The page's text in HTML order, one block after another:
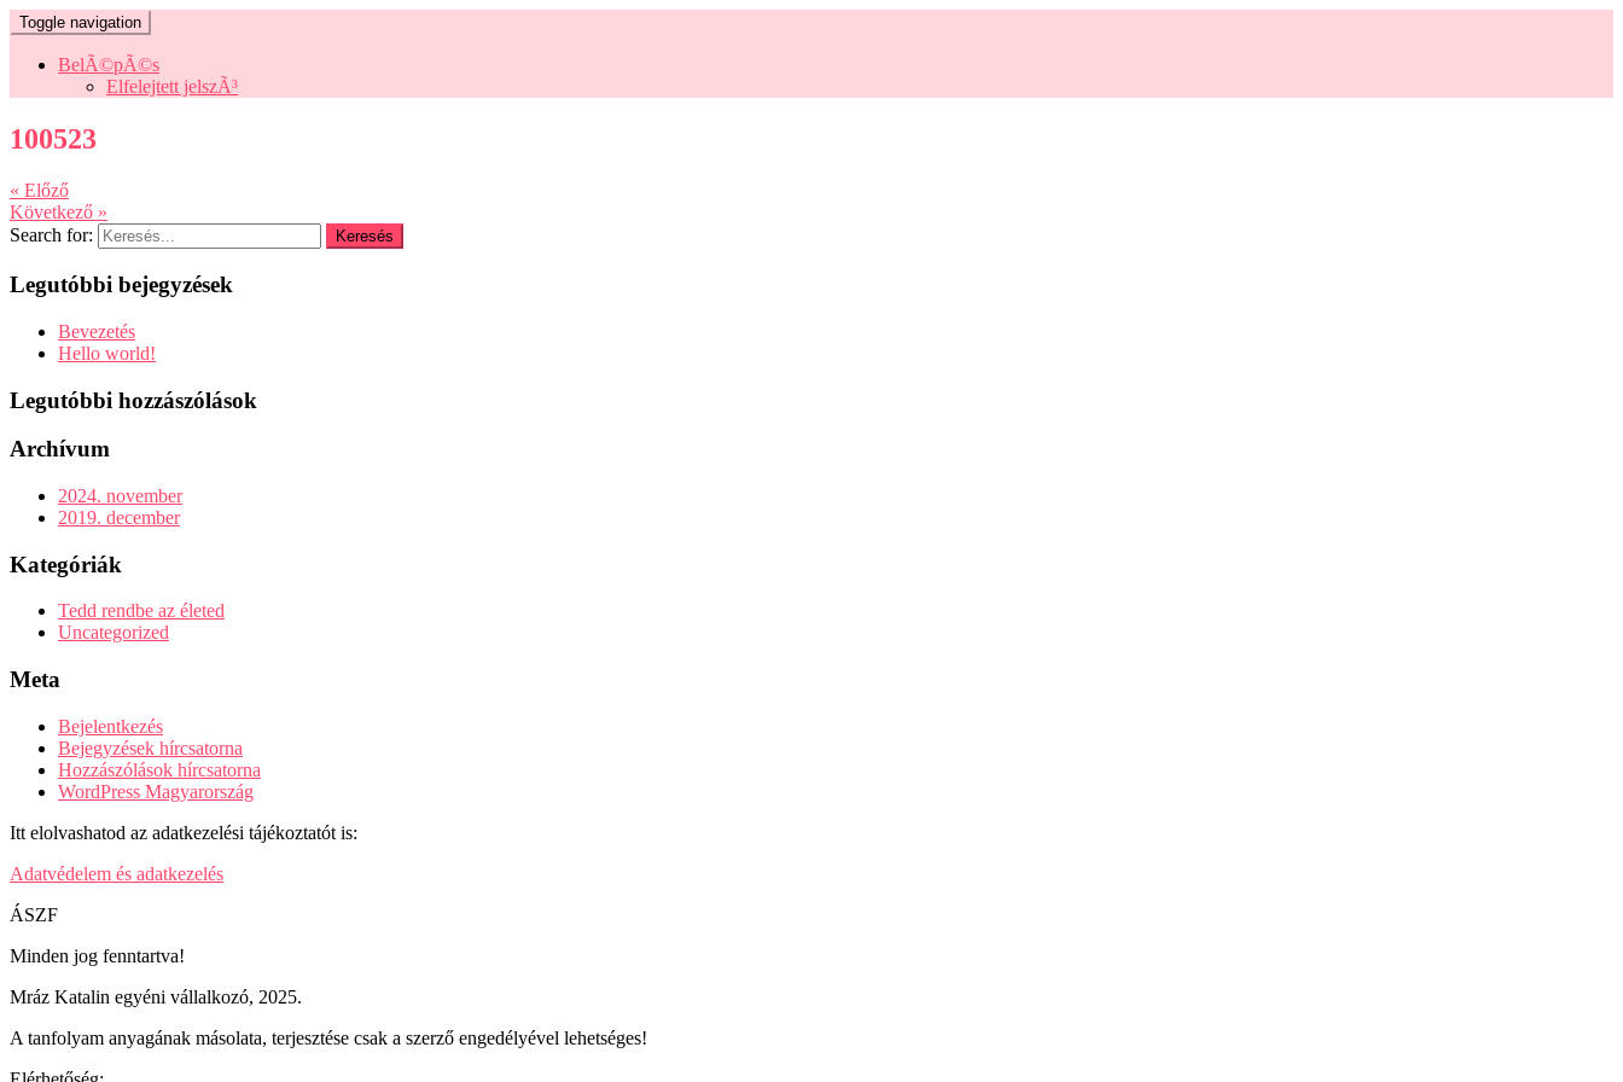
Toggle navigation
BelÃ©pÃ©s
Elfelejtett jelszÃ³
100523
« Előző
Következő »
Search for:
Legutóbbi bejegyzések
Bevezetés
Hello world!
Legutóbbi hozzászólások
Archívum
2024. november
2019. december
Kategóriák
Tedd rendbe az életed
Uncategorized
Meta
Bejelentkezés
Bejegyzések hírcsatorna
Hozzászólások hírcsatorna
WordPress Magyarország
Itt elolvashatod az adatkezelési tájékoztatót is:
Adatvédelem és adatkezelés
ÁSZF
Minden jog fenntartva!
Mráz Katalin egyéni vállalkozó, 2025.
A tanfolyam anyagának másolata, terjesztése csak a szerző engedélyével lehetséges!